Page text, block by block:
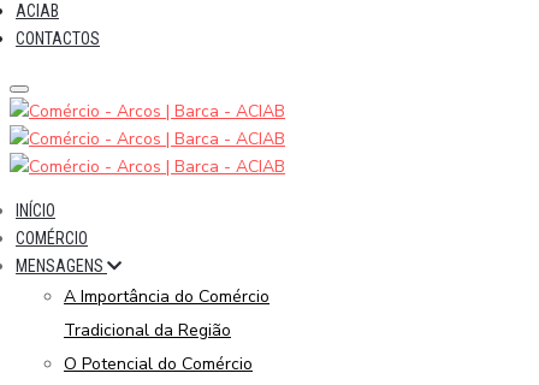
ACIAB
CONTACTOS
INÍCIO
COMÉRCIO
MENSAGENS
A Importância do Comércio
Tradicional da Região
O Potencial do Comércio